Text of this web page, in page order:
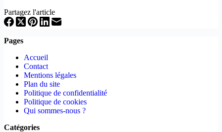
Partagez l'article
Pages
Accueil
Contact
Mentions légales
Plan du site
Politique de confidentialité
Politique de cookies
Qui sommes-nous ?
Catégories